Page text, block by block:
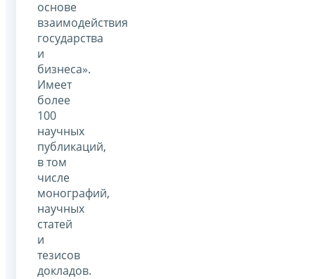
основе
взаимодействия
государства
и
бизнеса».
Имеет
более
100
научных
публикаций,
в том
числе
монографий,
научных
статей
и
тезисов
докладов.